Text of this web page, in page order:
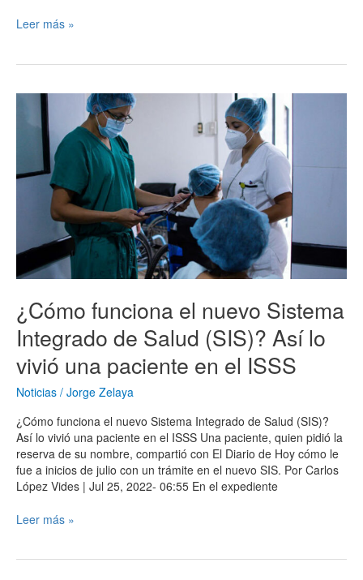
Leer más »
¿Cómo funciona el nuevo Sistema
Integrado de Salud (SIS)? Así lo
vivió una paciente en el ISSS
Noticias / Jorge Zelaya
¿Cómo funciona el nuevo Sistema Integrado de Salud (SIS)?
Así lo vivió una paciente en el ISSS Una paciente, quien pidió la
reserva de su nombre, compartió con El Diario de Hoy cómo le
fue a inicios de julio con un trámite en el nuevo SIS. Por Carlos
López Vides | Jul 25, 2022- 06:55 En el expediente
¿Cómo
funciona
nuevo
Sistema
Integrado
Así
vivió
paciente
en
el
ISSS
Leer más »